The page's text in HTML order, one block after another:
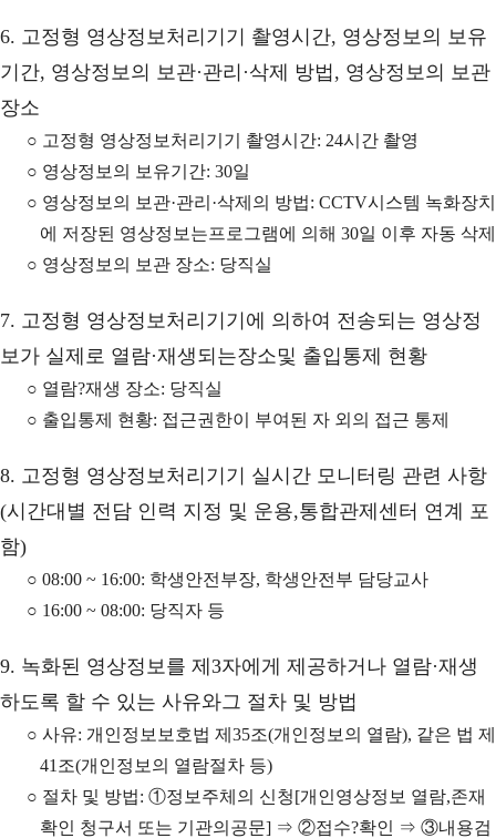
6. 고정형 영상정보처리기기 촬영시간, 영상정보의 보유
기간, 영상정보의 보관·관리·삭제 방법, 영상정보의 보관
장소
○ 고정형 영상정보처리기기 촬영시간: 24시간 촬영
○ 영상정보의 보유기간: 30일
○ 영상정보의 보관·관리·삭제의 방법: CCTV시스템 녹화장치
에 저장된 영상정보는프로그램에 의해 30일 이후 자동 삭제
○ 영상정보의 보관 장소: 당직실
7. 고정형 영상정보처리기기에 의하여 전송되는 영상정
보가 실제로 열람·재생되는장소및 출입통제 현황
○ 열람?재생 장소: 당직실
○ 출입통제 현황: 접근권한이 부여된 자 외의 접근 통제
8. 고정형 영상정보처리기기 실시간 모니터링 관련 사항
(시간대별 전담 인력 지정 및 운용,통합관제센터 연계 포
함)
○ 08:00 ~ 16:00: 학생안전부장, 학생안전부 담당교사
○ 16:00 ~ 08:00: 당직자 등
9. 녹화된 영상정보를 제3자에게 제공하거나 열람·재생
하도록 할 수 있는 사유와그 절차 및 방법
○ 사유: 개인정보보호법 제35조(개인정보의 열람), 같은 법 제
41조(개인정보의 열람절차 등)
○ 절차 및 방법: ①정보주체의 신청[개인영상정보 열람,존재
확인 청구서 또는 기관의공문] ⇒ ②접수?확인 ⇒ ③내용검